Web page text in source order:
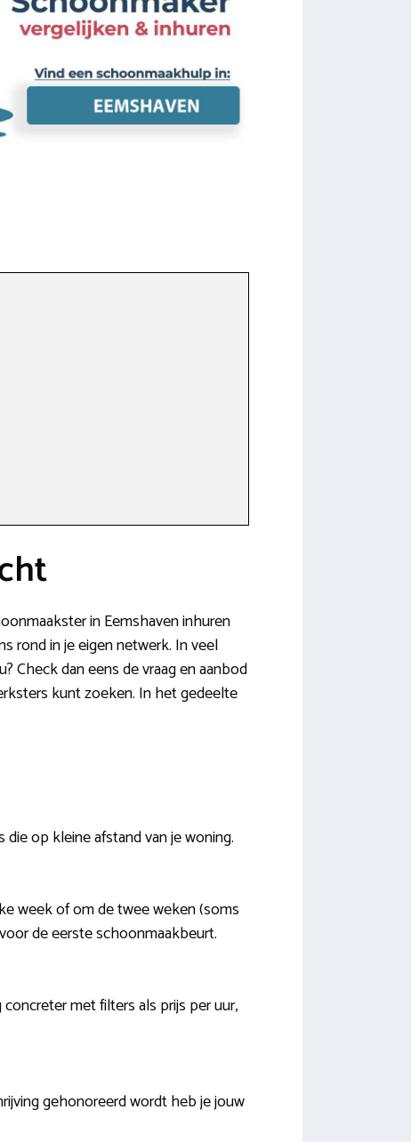
in Eemshaven inhuren
rond in je eigen netwerk. In veel
Check dan eens de vraag en aanbod
kunt zoeken. In het gedeelte
op kleine afstand van je woning.
week of om de twee weken (soms
de eerste schoonmaakbeurt.
met filters als prijs per uur,
gehonoreerd wordt heb je jouw